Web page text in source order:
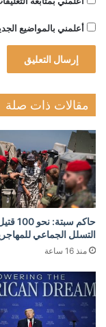
أعلمني بالمواضيع
مقالات ذات صلة
حاكم
التسلل الجماعي
منذ 16 ساعة